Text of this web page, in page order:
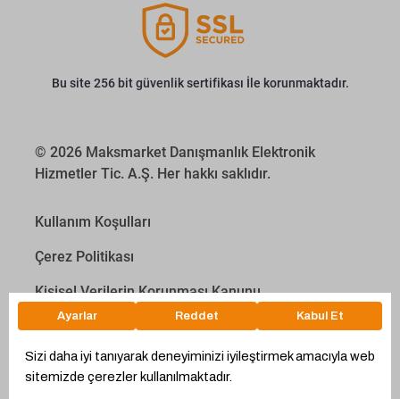
Bu site 256 bit güvenlik sertifikası İle korunmaktadır.
© 2026 Maksmarket Danışmanlık Elektronik
Hizmetler Tic. A.Ş. Her hakkı saklıdır.
Kullanım Koşulları
Çerez Politikası
Kişisel Verilerin Korunması Kanunu
İletişim Aydınlatma Metni
Proyakıt